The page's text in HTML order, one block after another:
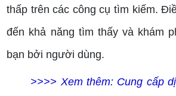
thấp trên các công cụ tìm kiếm.
đến khả năng tìm thấy và khám
bạn bởi người dùng.
>>>> Xem thêm: Cung cấp